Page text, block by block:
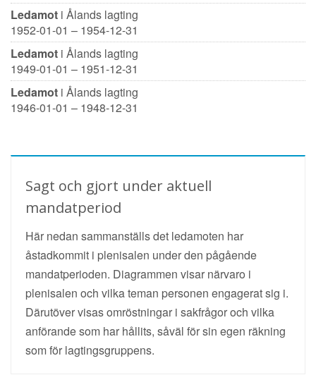
Ledamot i Ålands lagting
1952-01-01 – 1954-12-31
Ledamot i Ålands lagting
1949-01-01 – 1951-12-31
Ledamot i Ålands lagting
1946-01-01 – 1948-12-31
Sagt och gjort under aktuell
mandatperiod
Här nedan sammanställs det ledamoten har
åstadkommit i plenisalen under den pågående
mandatperioden. Diagrammen visar närvaro i
plenisalen och vilka teman personen engagerat sig i.
Därutöver visas omröstningar i sakfrågor och vilka
anförande som har hållits, såväl för sin egen räkning
som för lagtingsgruppens.